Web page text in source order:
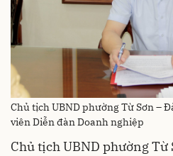
Chủ tịch UBND phường Từ Sơn –
viên Diễn đàn Doanh nghiệp
Chủ tịch UBND phường Từ